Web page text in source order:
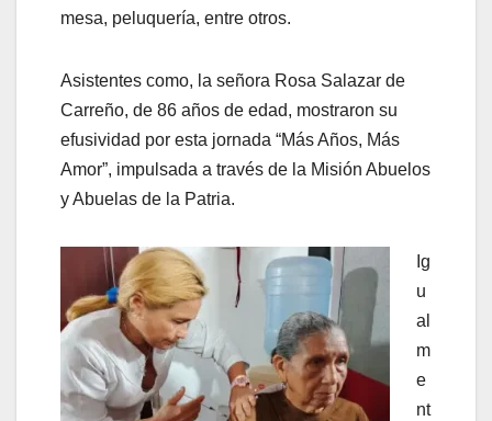
mesa, peluquería, entre otros.
Asistentes como, la señora Rosa Salazar de
Carreño, de 86 años de edad, mostraron su
efusividad por esta jornada “Más Años, Más
Amor”, impulsada a través de la Misión Abuelos
y Abuelas de la Patria.
Ig
u
al
m
e
nt